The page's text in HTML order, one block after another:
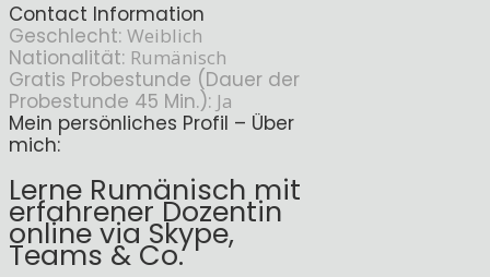
Contact Information
Geschlecht: Weiblich
Nationalität: Rumänisch
Gratis Probestunde (Dauer der
Probestunde 45 Min.): Ja
Mein persönliches Profil – Über
mich:
Lerne Rumänisch mit
erfahrener Dozentin
online via Skype,
Teams & Co.